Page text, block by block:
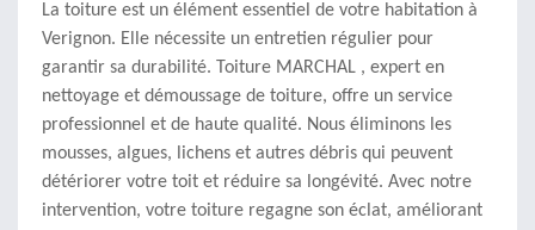
La toiture est un élément essentiel de votre habitation à
Verignon. Elle nécessite un entretien régulier pour
garantir sa durabilité. Toiture MARCHAL , expert en
nettoyage et démoussage de toiture, offre un service
professionnel et de haute qualité. Nous éliminons les
mousses, algues, lichens et autres débris qui peuvent
détériorer votre toit et réduire sa longévité. Avec notre
intervention, votre toiture regagne son éclat, améliorant